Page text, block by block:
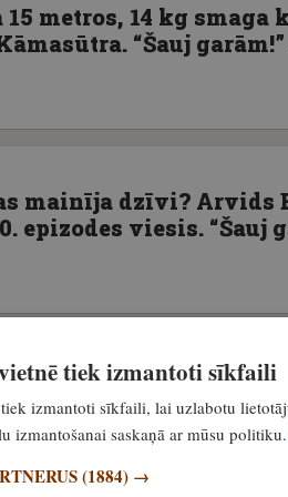
metros, 14 kg smaga
“Šauj garām!”
mainīja dzīvi? Arvids
epizodes viesis. “Šauj
labāks – 7×64, .308 Win
garām!” #199 epizode
tiek izmantoti sīkfaili
izmantoti sīkfaili, lai uzlabotu
izmantošanai saskaņā ar mūsu politiku.
(1884) →